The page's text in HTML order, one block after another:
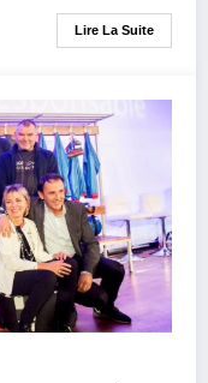
Lire La Suite